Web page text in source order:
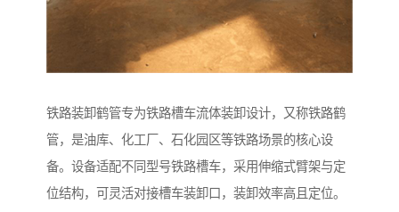
铁路装卸鹤管专为铁路槽车流体装卸设计，又称铁路鹤
管，是油库、化工厂、石化园区等铁路场景的核心设
备。设备适配不同型号铁路槽车，采用伸缩式臂架与定
位结构，可灵活对接槽车装卸口，装卸效率高且定位。